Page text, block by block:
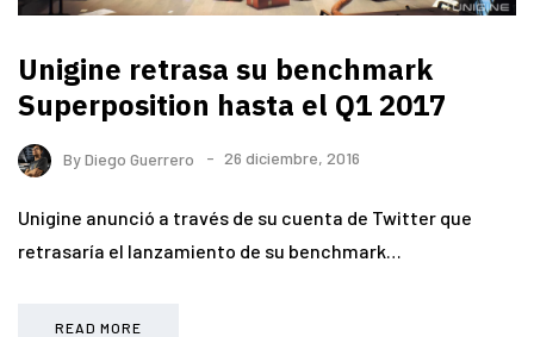
Unigine retrasa su benchmark
Superposition hasta el Q1 2017
ByDiego Guerrero 26 diciembre, 2016
Unigine anunció a través de su cuenta de Twitter que
retrasaría el lanzamiento de su benchmark…
READ MORE